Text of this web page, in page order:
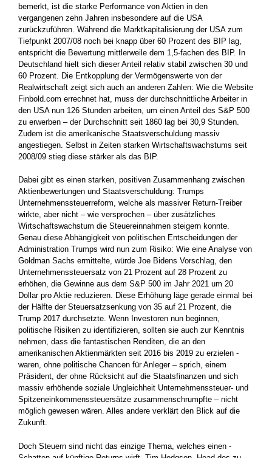
bemerkt, ist die starke Performance von Aktien in den
vergangenen zehn Jahren insbesondere auf die USA
zurückzuführen. Während die Marktkapitalisierung der USA zum
Tiefpunkt 2007/08 noch bei knapp über 60 Prozent des BIP lag,
entspricht die Bewertung mittlerweile dem 1,5-fachen des BIP. In
Deutschland hielt sich dieser Anteil relativ stabil zwischen 30 und
60 Prozent. Die Entkopplung der Vermögenswerte von der
Realwirtschaft zeigt sich auch an anderen Zahlen: Wie die Website
Finbold.com errechnet hat, muss der durchschnittliche Arbeiter in
den USA nun 126 Stunden arbeiten, um einen Anteil des S&P 500
zu erwerben – der Durchschnitt seit 1860 lag bei 30,9 Stunden.
Zudem ist die amerikanische Staatsverschuldung massiv
angestiegen. Selbst in Zeiten starken Wirtschaftswachstums seit
2008/09 stieg diese stärker als das BIP.
Dabei gibt es einen starken, positiven Zusammenhang zwischen
Aktienbewertungen und Staatsverschuldung: Trumps
Unternehmenssteuerreform, welche als massiver Return-Treiber
wirkte, aber nicht – wie versprochen – über zusätzliches
Wirtschaftswachstum die Steuereinnahmen steigern konnte.
Genau diese Abhängigkeit von politischen Entscheidungen der
Administration Trumps wird nun zum Risiko: Wie eine Analyse von
Goldman Sachs ermittelte, würde Joe Bidens Vorschlag, den
Unternehmenssteuersatz von 21 Prozent auf 28 Prozent zu
erhöhen, die Gewinne aus dem S&P 500 im Jahr 2021 um 20
Dollar pro Aktie reduzieren. Diese Erhöhung läge gerade einmal bei
der Hälfte der Steuersatzsenkung von 35 auf 21 Prozent, die
Trump 2017 durchsetzte. Wenn Investoren nun ­beginnen,
politische Risiken zu identifizieren, sollten sie auch zur Kenntnis
nehmen, dass die fantastischen Renditen, die an den
amerikanischen Aktienmärkten seit 2016 bis 2019 zu erzielen ­
waren, ohne politische Chancen für Anleger – sprich, einem
Präsident, der ohne Rücksicht auf die Staatsfinanzen und sich
massiv erhöhende soziale Ungleichheit Unternehmenssteuer- und
Spitzen­einkommenssteuersätze zusammenschrumpfte – nicht
möglich gewesen wären. Alles andere verklärt den Blick auf die
Zukunft.
Doch Steuern sind nicht das einzige Thema, welches einen ­